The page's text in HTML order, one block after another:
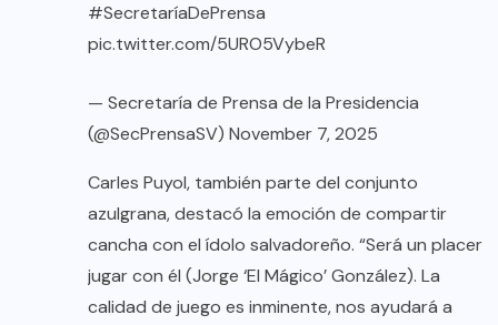
#SecretaríaDePrensa
pic.twitter.com/5URO5VybeR
— Secretaría de Prensa de la Presidencia
(@SecPrensaSV) November 7, 2025
Carles Puyol, también parte del conjunto
azulgrana, destacó la emoción de compartir
cancha con el ídolo salvadoreño. “Será un placer
jugar con él (Jorge ‘El Mágico’ González). La
calidad de juego es inminente, nos ayudará a